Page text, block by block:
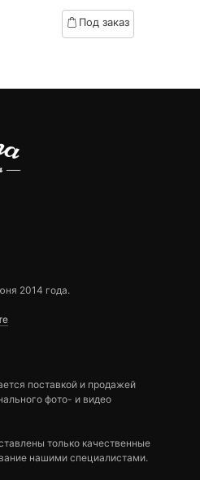
based
onПод заказ
2014 года.
поставкой и продажей
фото- и видео
только качественные
нашими специалистами.